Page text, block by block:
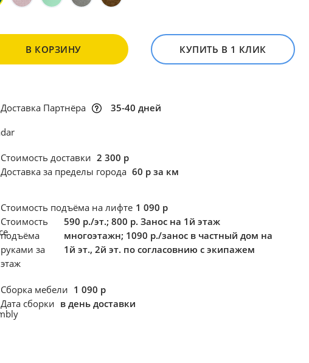
В КОРЗИНУ КУПИТЬ В 1 КЛИК
Доставка Партнёра 35-40 дней
Стоимость доставки 2 300 р
Доставка за пределы города 60 р за км
Стоимость подъёма на лифте 1 090 р
Стоимость
подъёма
руками за
этаж
590 р./эт.; 800 р. Занос на 1й этаж
многоэтажн; 1090 р./занос в частный дом на
1й эт., 2й эт. по согласовнию с экипажем
Сборка мебели 1 090 р
Дата сборки в день доставки